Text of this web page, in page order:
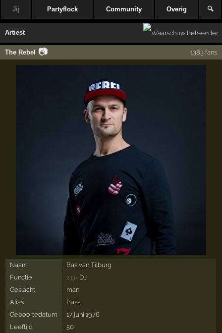
Jij Partyflock Community Overig 🔍
Artiest
The Rebel 📷 1383 fans
Naam
Bas van Tilburg
Functie
233× DJ
Geslacht
man
Alias
Bass
Geboortedatum
17 juni 1976
Leeftijd
50